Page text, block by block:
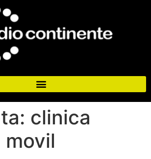
clinica